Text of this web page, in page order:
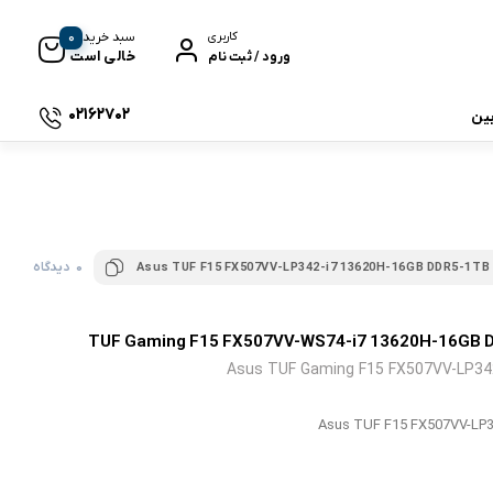
کاربری
ورود / ثبت نام
سبد خرید
خالی است
0
02162702
Asus TUF F15 FX507VV-LP342-i7 13620H-16GB DDR5- 0 دیدگاه
Asus TUF Gaming F15 FX507VV-
Asus TUF F15 FX507VV-